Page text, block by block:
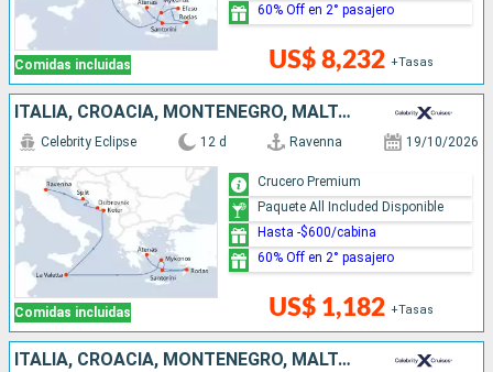
Comidas incluidas US$ 8,232 +Tasas
60% Off en 2° pasajero
ITALIA, CROACIA, MONTENEGRO, MALTA, GRECIA
Comidas incluidas
Celebrity Eclipse 12 d Ravenna 19/10/2026
US$ 1,182 +Tasas
Crucero Premium
Paquete All Included Disponible
Hasta -$600/cabina
60% Off en 2° pasajero
ITALIA, CROACIA, MONTENEGRO, MALTA, GRECIA